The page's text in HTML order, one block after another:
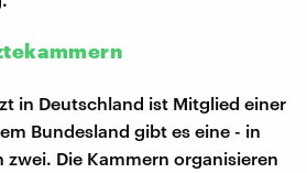
in Deutschland ist Mitglied einer
Bundesland gibt es eine - in
zwei. Die Kammern organisieren